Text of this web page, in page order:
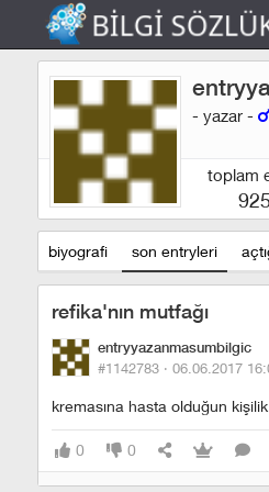
- yazar -
toplam
biyografi son entryleri
refika'nın mutfağı
entryyazanmasumbilgic
#1142783 · 06.06.2017
kremasına hasta olduğun
0 0